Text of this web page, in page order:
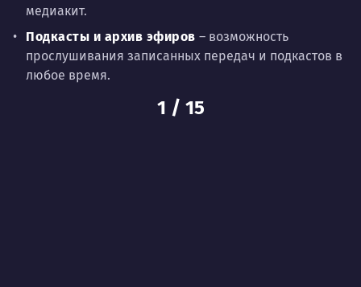
медиакит.
Подкасты и архив эфиров – возможность
прослушивания записанных передач и подкастов в
любое время.
1 / 15